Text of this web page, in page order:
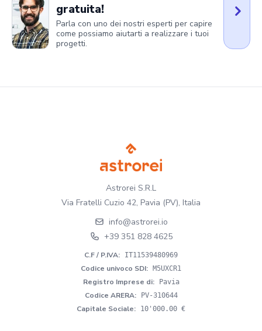
gratuita!
Parla con uno dei nostri esperti per capire
come possiamo aiutarti a realizzare i tuoi
progetti.
Astrorei S.R.L
Via Fratelli Cuzio 42, Pavia (PV), Italia
info@astrorei.io
+39 351 828 4625
C.F / P.IVA: IT11539480969
Codice univoco SDI: M5UXCR1
Registro Imprese di: Pavia
Codice ARERA: PV-310644
Capitale Sociale: 10'000.00 €